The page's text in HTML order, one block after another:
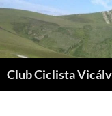
Saltar
contenido
Club Ciclista